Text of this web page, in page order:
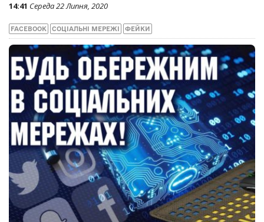
14:41 Середа 22 Липня, 2020
FACEBOOK СОЦІАЛЬНІ МЕРЕЖІ ФЕЙКИ